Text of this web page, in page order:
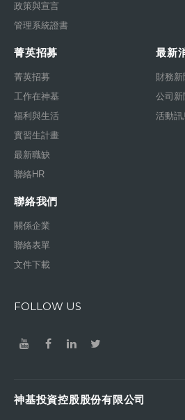
政策與宣言
管理系統證書
菁英招募
菁英招募
工作在神基
福利與生活
實習生計畫
最新職缺
聯絡HR
最新
財務新
公司新
活動訊
聯絡我們
關係企業
聯絡表單
文件下載
FOLLOW US
神基投資控股股份有限公司